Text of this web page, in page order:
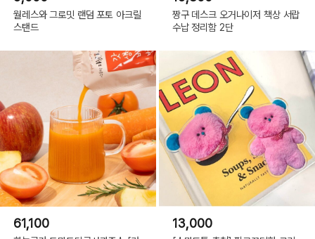
월레스와 그로밋 랜덤 포토 아크릴
스탠드
짱구 데스크 오거나이저 책상 서랍
수납 정리함 2단
61,100 13,000